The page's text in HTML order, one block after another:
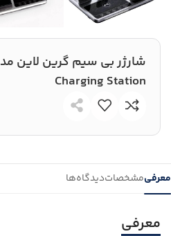
Charging Station
معرفیمشخصاتدیدگاه‌ها
معرفی